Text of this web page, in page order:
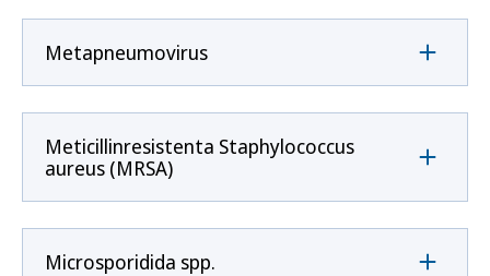
Metapneumovirus
Meticillinresistenta Staphylococcus
aureus (MRSA)
Microsporidida spp.